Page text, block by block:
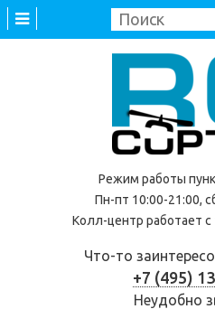
Режим работы
Пн-пт 10:00-21:00,
Колл-центр работает
Что-то
+7 (495)
Неудобно